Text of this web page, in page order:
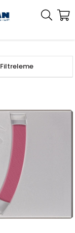
Filtreleme